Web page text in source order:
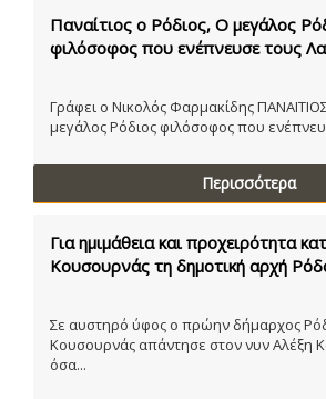
Παναίτιος ο Ρόδιος, Ο μεγάλος
φιλόσοφος που ενέπνευσε τους
Γράφει ο Νικολός Φαρμακίδης
μεγάλος Ρόδιος φιλόσοφος που
Περισσότερα
Για ημιμάθεια και προχειρότητα
Κουσουρνάς τη δημοτική αρχή
Σε αυστηρό ύφος ο πρώην δήμαρχος
Κουσουρνάς απάντησε στον νυν Αλέξη
όσα...